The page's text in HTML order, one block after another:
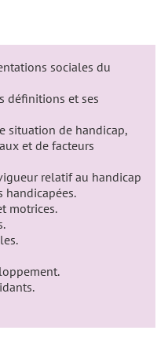
sociales du
définitions et ses
situation de handicap,
et de facteurs
relatif au handicap
handicapées.
motrices.